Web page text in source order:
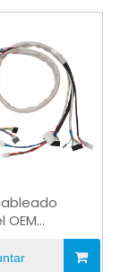
conector